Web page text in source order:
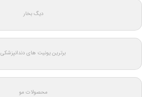
دیگ بخار
برترین یونیت های دندانپزشکی
محصولات مو